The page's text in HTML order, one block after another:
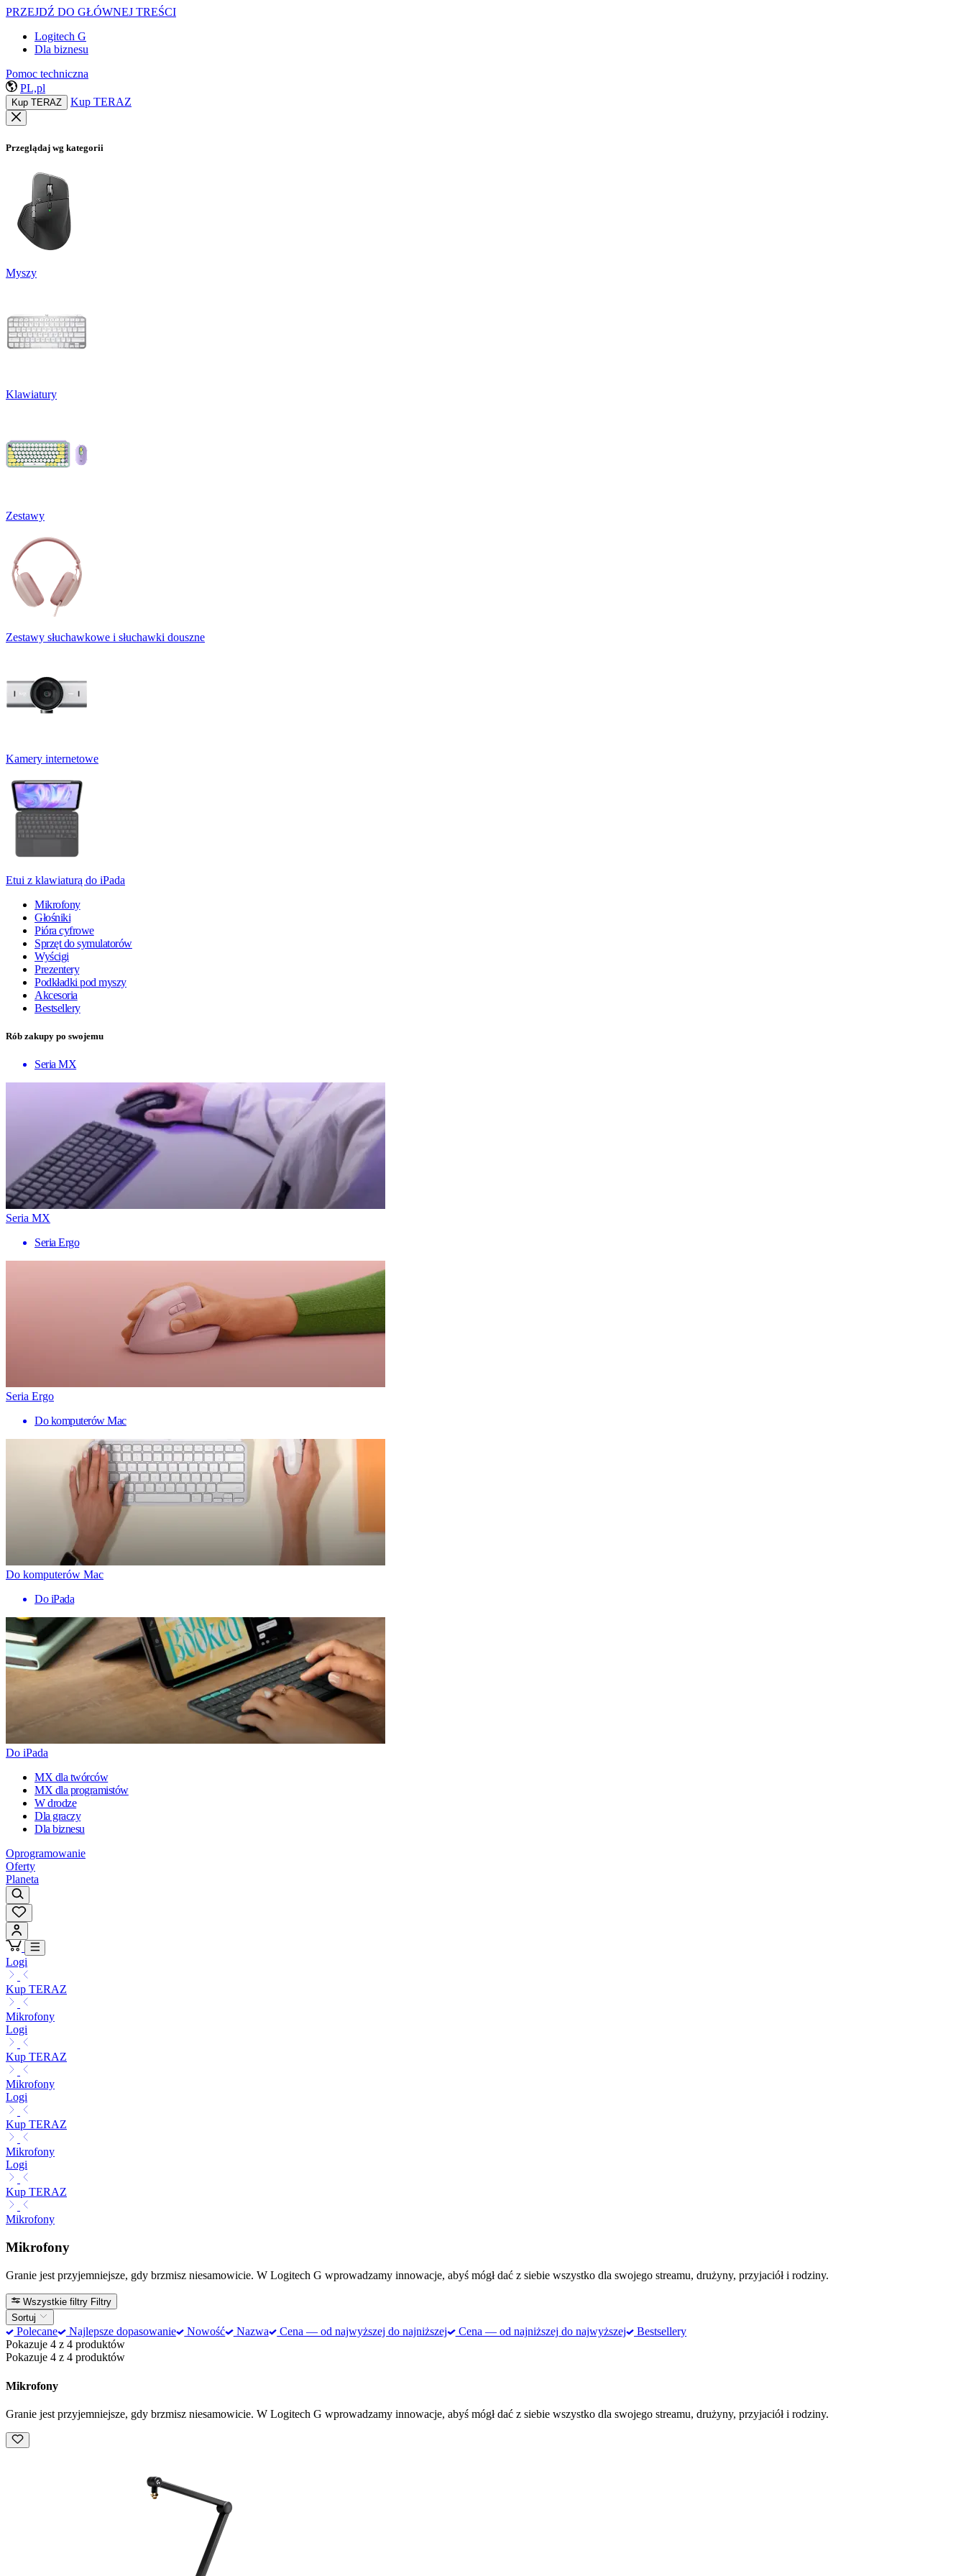
PRZEJDŹ DO GŁÓWNEJ TREŚCI
Logitech G
Dla biznesu
Pomoc techniczna
PL,pl
Kup TERAZ Kup TERAZ
Przeglądaj wg kategorii
Myszy
Klawiatury
Zestawy
Zestawy słuchawkowe i słuchawki douszne
Kamery internetowe
Etui z klawiaturą do iPada
Mikrofony
Głośniki
Pióra cyfrowe
Sprzęt do symulatorów
Wyścigi
Prezentery
Podkładki pod myszy
Akcesoria
Bestsellery
Rób zakupy po swojemu
Seria MX
Seria MX
Seria Ergo
Seria Ergo
Do komputerów Mac
Do komputerów Mac
Do iPada
Do iPada
MX dla twórców
MX dla programistów
W drodze
Dla graczy
Dla biznesu
Oprogramowanie
Oferty
Planeta
Logi
Kup TERAZ
Mikrofony
Logi
Kup TERAZ
Mikrofony
Logi
Kup TERAZ
Mikrofony
Logi
Kup TERAZ
Mikrofony
Mikrofony
Granie jest przyjemniejsze, gdy brzmisz niesamowicie. W Logitech G wprowadzamy innowacje, abyś mógł dać z siebie wszystko dla swojego streamu, drużyny, przyjaciół i rodziny.
Wszystkie filtry Filtry
Sortuj
Polecane Najlepsze dopasowanie Nowość Nazwa Cena — od najwyższej do najniższej Cena — od najniższej do najwyższej
Bestsellery
Pokazuje 4 z 4 produktów
Pokazuje 4 z 4 produktów
Mikrofony
Granie jest przyjemniejsze, gdy brzmisz niesamowicie. W Logitech G wprowadzamy innowacje, abyś mógł dać z siebie wszystko dla swojego streamu, drużyny, przyjaciół i rodziny.